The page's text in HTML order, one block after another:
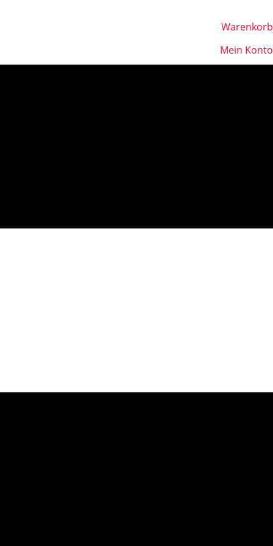
Warenkorb
Mein Konto